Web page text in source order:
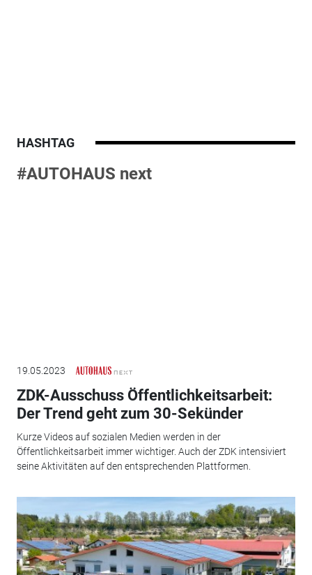
HASHTAG
#AUTOHAUS next
19.05.2023
ZDK-Ausschuss Öffentlichkeitsarbeit:
Der Trend geht zum 30-Sekünder
Kurze Videos auf sozialen Medien werden in der
Öffentlichkeitsarbeit immer wichtiger. Auch der ZDK intensiviert
seine Aktivitäten auf den entsprechenden Plattformen.